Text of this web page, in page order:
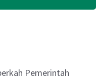
Pemerintah